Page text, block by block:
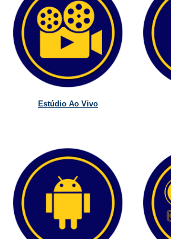
Estúdio Ao Vivo